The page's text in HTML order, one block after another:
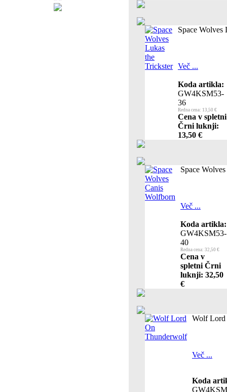
Space Wolves
Več ...
Koda artikla:
GW4KSM53-
36
Redna cena: 13,50 €
Cena v spletni
Črni luknji:
13,50 €
Space
Več ...
Koda artikla:
GW4KSM53-
40
Redna cena: 32,50 €
Cena v
spletni Črni
luknji: 32,50
€
Wolf Lord
Več ...
Koda